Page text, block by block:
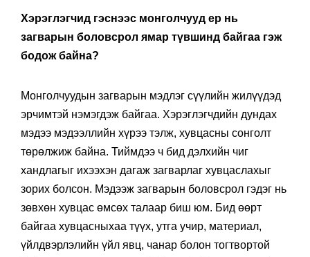
Хэрэглэгчид гэснээс монголчууд ер нь
загварын боловсрол ямар түвшинд байгаа гэж
бодож байна?
Монголчуудын загварын мэдлэг сүүлийн жилүүдэд
эрчимтэй нэмэгдэж байгаа. Хэрэглэгчдийн дундах
мэдээ мэдээллийн хүрээ тэлж, хувцасны сонголт
төрөлжиж байна. Тиймдээ ч бид дэлхийн чиг
хандлагыг ихээхэн дагаж загварлаг хувцаслахыг
зорих болсон. Мэдээж загварын боловсрол гэдэг нь
зөвхөн хувцас өмсөх талаар биш юм. Бид өөрт
байгаа хувцасныхаа түүх, утга учир, материал,
үйлдвэрлэлийн үйл явц, чанар болон тогтвортой